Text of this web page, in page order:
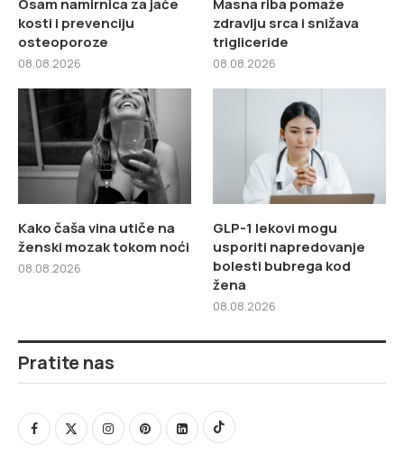
Osam namirnica za jače
kosti i prevenciju
osteoporoze
08.08.2026
Masna riba pomaže
zdravlju srca i snižava
trigliceride
08.08.2026
Kako čaša vina utiče na
ženski mozak tokom noći
08.08.2026
GLP-1 lekovi mogu
usporiti napredovanje
bolesti bubrega kod
žena
08.08.2026
Pratite nas